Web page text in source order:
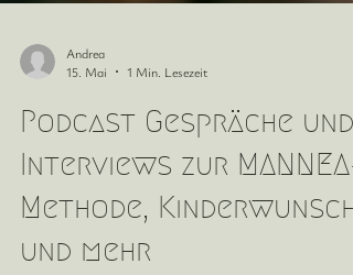
15. Mai
1 Min. Lesezeit
Podcast Gespräche und
Interviews zur MANNEA-
Methode, Kinderwunsch